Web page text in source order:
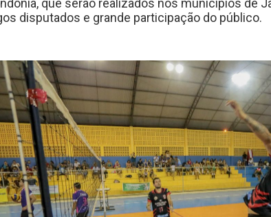
disputados e grande participação do público.